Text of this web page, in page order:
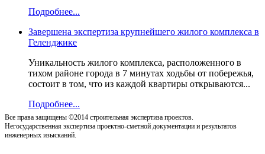
Подробнее...
Завершена экспертиза крупнейшего жилого комплекса в
Геленджике
Уникальность жилого комплекса, расположенного в
тихом районе города в 7 минутах ходьбы от побережья,
состоит в том, что из каждой квартиры открываются...
Подробнее...
Все права защищены ©2014 строительная экспертиза проектов.
Негосударственная экспертиза проектно-сметной документации и результатов
инженерных изысканий.